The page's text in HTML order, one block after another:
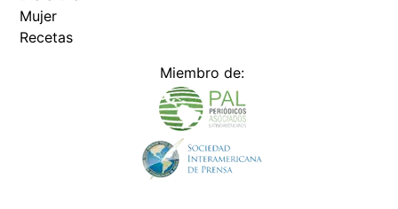
Mujer
Recetas
Miembro de: